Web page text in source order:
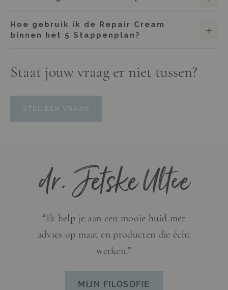
Hoe gebruik ik de Repair Cream
binnen het 5 Stappenplan?
Staat jouw vraag er niet tussen?
STEL EEN VRAAG
dr. Jetske Ultee
“Ik help je aan een mooie huid met
advies op maat en producten die écht
werken.”
MIJN FILOSOFIE